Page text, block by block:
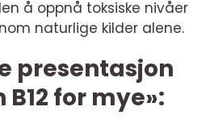
å oppnå toksiske nivåer
naturlige kilder alene.
presentasjon
for mye»: